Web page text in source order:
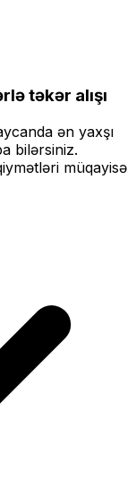
təkər alışı
ən yaxşı
bilərsiniz.
müqayisə